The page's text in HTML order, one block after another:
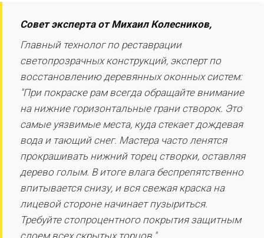
Совет эксперта от Михаил Колесников,
Главный технолог по реставрации
светопрозрачных конструкций, эксперт по
восстановлению деревянных оконных систем:
"При покраске рам всегда обращайте внимание
на нижние горизонтальные грани створок. Это
самые уязвимые места, куда стекает дождевая
вода и тающий снег. Мастера часто ленятся
прокрашивать нижний торец створки, оставляя
дерево голым. В итоге влага беспрепятственно
впитывается снизу, и вся свежая краска на
лицевой стороне начинает пузыриться.
Требуйте стопроцентного покрытия защитным
слоем всех скрытых торцов."